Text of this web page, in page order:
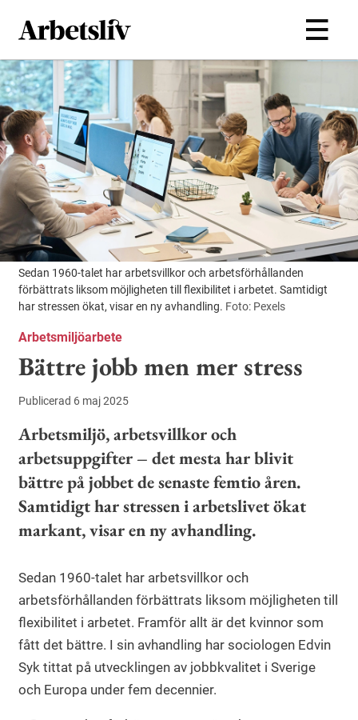
Hoppa till huvudinnehållet
Sedan 1960-talet har arbetsvillkor och arbetsförhållanden
förbättrats liksom möjligheten till flexibilitet i arbetet. Samtidigt
har stressen ökat, visar en ny avhandling. Foto: Pexels
Arbetsmiljöarbete
Bättre jobb men mer stress
Publicerad 6 maj 2025
Arbetsmiljö, arbetsvillkor och
arbetsuppgifter – det mesta har blivit
bättre på jobbet de senaste femtio åren.
Samtidigt har stressen i arbetslivet ökat
markant, visar en ny avhandling.
Sedan 1960-talet har arbetsvillkor och
arbetsförhållanden förbättrats liksom möjligheten till
flexibilitet i arbetet. Framför allt är det kvinnor som
fått det bättre. I sin avhandling har sociologen Edvin
Syk tittat på utvecklingen av jobbkvalitet i Sverige
och Europa under fem decennier.